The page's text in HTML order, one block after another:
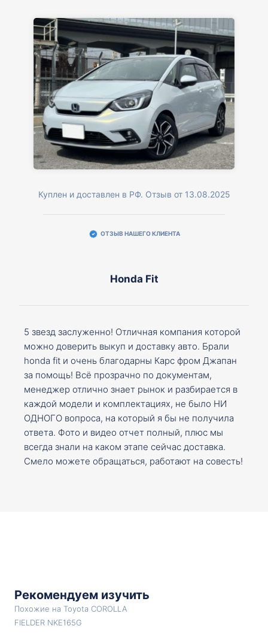
Куплен и доставлен в РФ. Отзыв от 13.08.2025
ОТЗЫВ НАШЕГО КЛИЕНТА
Honda Fit
5 звезд заслуженно! Отличная компания которой
можно доверить выкуп и доставку авто. Брали
honda fit и очень благодарны Карс фром Джапан
за помощь! Всё прозрачно по документам,
менеджер отлично знает рынок и разбирается в
каждой модели и комплектациях, не было НИ
ОДНОГО вопроса, на который я бы не получила
ответа. Фото и видео отчет полный, плюс мы
всегда знали на каком этапе сейчас доставка.
Смело можете обращаться, работают на совесть!
Рекомендуем изучить
Похожие на Toyota COROLLA
FIELDER NKE165G